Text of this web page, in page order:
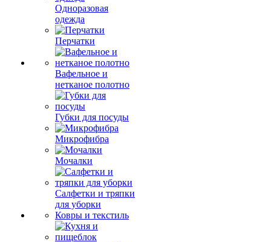
Одноразовая
одежда
Перчатки
Вафельное и
нетканое полотно
Губки для посуды
Микрофибра
Мочалки
Салфетки и тряпки
для уборки
Ковры и текстиль